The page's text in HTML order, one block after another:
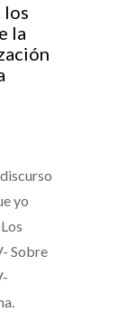
los
la
yo
Sobre